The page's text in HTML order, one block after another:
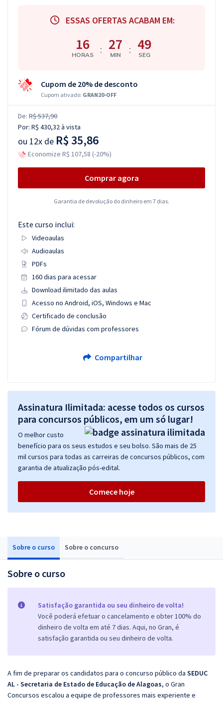
Sobre o curso Sobre o concurso
Sobre o curso
Satisfação garantida ou seu dinheiro de volta!
Você poderá efetuar o cancelamento e obter 100% do
dinheiro de volta em até 7 dias. Aqui, no Gran, é
satisfação garantida ou seu dinheiro de volta.
A fim de preparar os candidatos para o concurso público da SEDUC
AL - Secretaria de Estado de Educação de Alagoas, o Gran
Concursos escalou a equipe de professores mais experiente e
ESSAS OFERTAS ACABAM EM:
16
HORAS : 27
MIN : 48
SEG
Cupom de 20% de desconto
Cupom ativado: GRAN20-OFF
De: R$ 537,90
Por: R$ 430,32à vista
ou 12x de R$ 35,86
Economize R$ 107,58 (-20%)
Comprar agora
Garantia de devolução do dinheiro em 7 dias.
Este curso inclui:
Videoaulas
Audioaulas
PDFs
160 dias para acessar
Download ilimitado das aulas
Acesso no Android, iOS, Windows e Mac
Certificado de conclusão
Fórum de dúvidas com professores
Compartilhar
Assinatura Ilimitada: acesse todos os cursos
para concursos públicos, em um só lugar!
O melhor custo
benefício para os seus estudos e seu bolso. São mais de 25
mil cursos para todas as carreiras de concursos públicos, com
garantia de atualização pós-edital.
Comece hoje